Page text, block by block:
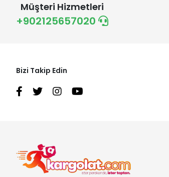
Müşteri Hizmetleri
+902125657020
Bizi Takip Edin